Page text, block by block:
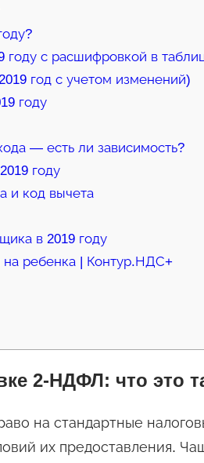
с расшифровкой в
год с учетом изменений)
году
— есть ли зависимость?
году
и код вычета
в 2019 году
ребенка | Контур.НДС+
2-НДФЛ: что это
на стандартные
их предоставления.